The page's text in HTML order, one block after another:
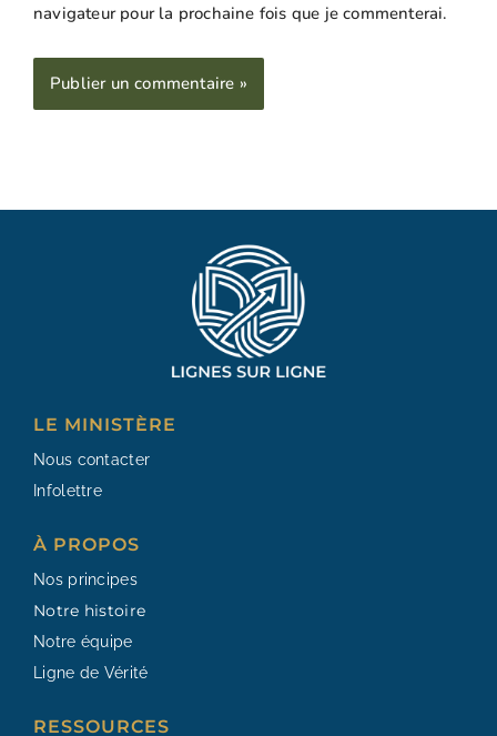
navigateur pour la prochaine fois que je commenterai.
LE MINISTÈRE
Nous contacter
Infolettre
À PROPOS
Nos principes
Notre histoire
Notre équipe
Ligne de Vérité
RESSOURCES​